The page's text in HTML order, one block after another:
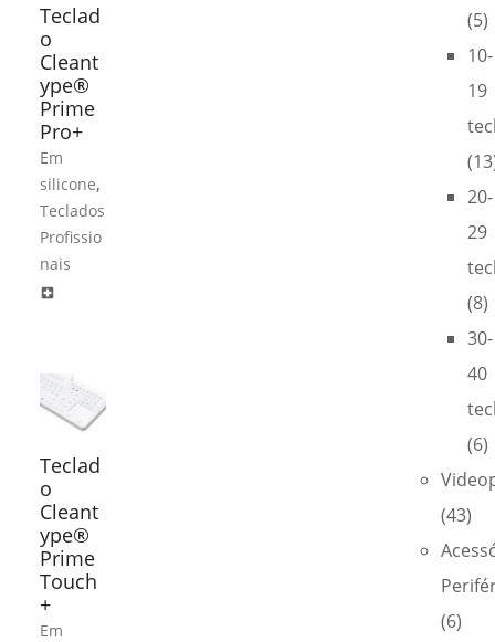
Teclad
o
Cleant
ype®
Prime
Pro+
Em
silicone,
Teclados
Profissio
nais
local_hospital
Teclad
o
Cleant
ype®
Prime
Touch
+
Em
(5)
10-
19
20-
29
(8)
30-
40
(6)
(43)
(6)